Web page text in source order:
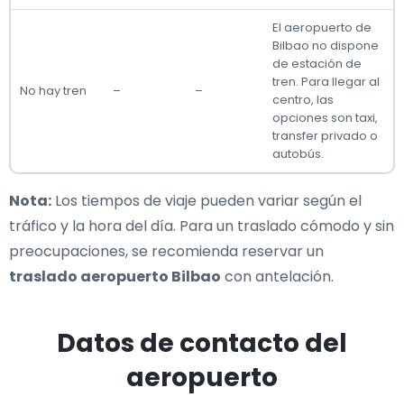
No hay tren – –
El aeropuerto de
Bilbao no dispone
de estación de
tren. Para llegar al
centro, las
opciones son taxi,
transfer privado o
autobús.
Nota: Los tiempos de viaje pueden variar según el
tráfico y la hora del día. Para un traslado cómodo y sin
preocupaciones, se recomienda reservar un
traslado aeropuerto Bilbao con antelación.
Datos de contacto del
aeropuerto